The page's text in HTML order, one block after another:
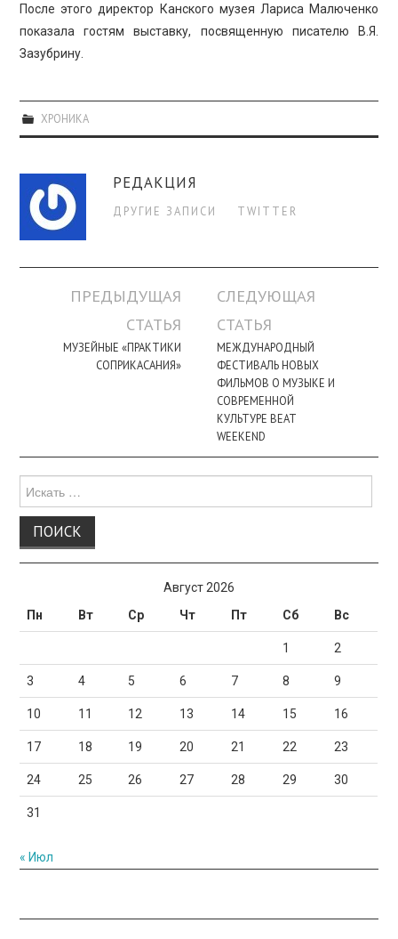
После этого директор Канского музея Лариса Малюченко
показала гостям выставку, посвященную писателю В.Я.
Зазубрину.
ХРОНИКА
РЕДАКЦИЯ
ДРУГИЕ ЗАПИСИ TWITTER
Навигация
записи
ПРЕДЫДУЩАЯ
СТАТЬЯ
МУЗЕЙНЫЕ «ПРАКТИКИ
СОПРИКАСАНИЯ»
СЛЕДУЮЩАЯ
СТАТЬЯ
МЕЖДУНАРОДНЫЙ
ФЕСТИВАЛЬ НОВЫХ
ФИЛЬМОВ О МУЗЫКЕ И
СОВРЕМЕННОЙ
КУЛЬТУРЕ BEAT
WEEKEND
для:
Август 2026
Пн
Вт Ср Чт Пт Сб Вс
1 2
3 4 5 6 7 8 9
10 11 12 13 14 15 16
17 18 19 20 21 22 23
24 25 26 27 28 29 30
31
« Июл